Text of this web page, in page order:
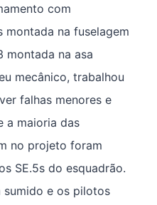
com
montada na fuselagem
montada na asa
mecânico, trabalhou
falhas menores e
a maioria das
no projeto foram
SE.5s do esquadrão.
sumido e os pilotos